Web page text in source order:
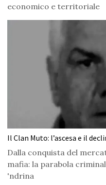
economico e territoriale
Il Clan Muto: l’ascesa e il
Dalla conquista del
mafia: la parabola
'ndrina